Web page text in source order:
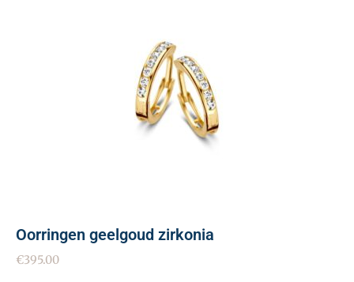
Oorringen geelgoud zirkonia
€395.00